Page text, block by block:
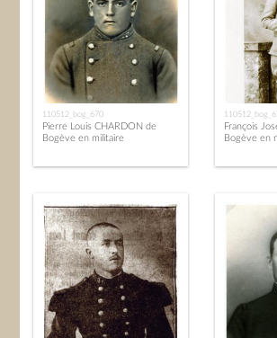
110512_bog_670
Pierre Louis CHARDON de
Bogève en militaire
François
Bogève en